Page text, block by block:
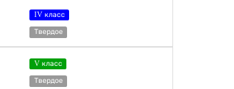
IV класс
Твердое
V класс
Твердое